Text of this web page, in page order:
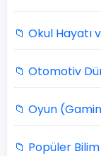
📁 Okul Hayatı
📁 Otomotiv
📁 Oyun
📁 Popüler